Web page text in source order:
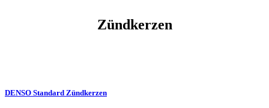
Zündkerzen
DENSO Standard Zündkerzen